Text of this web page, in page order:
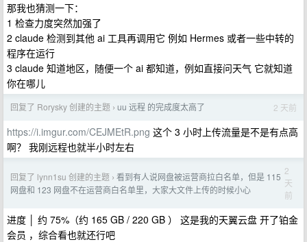
那我也猜测一下：
1 检查力度突然加强了
2 claude 检测到其他 ai 工具再调用它 例如 Hermes 或者一些中转的
程序在运行
3 claude 知道地区，随便一个 ai 都知道，例如直接问天气 它就知道
你在哪儿
回复了 Rorysky 创建的主题 › uu 远程 的完成度太高了 2 天前
https://i.imgur.com/CEJMEtR.png 这个 3 小时上传流量是不是有点高
啊？ 我刚远程也就半小时左右
回复了 lynn1su 创建的主题 › 看到有人说网盘被运营商拉白名单，但是 115
网盘和 123 网盘不在运营商白名单里，大家大文件上传的时候小心
2
天
前
进度 │ 约 75%（约 165 GB / 220 GB ） 这是我的天翼云盘 开了铂金
会员 ，综合看也就还行吧